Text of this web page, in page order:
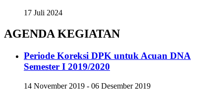
17 Juli 2024
AGENDA KEGIATAN
Periode Koreksi DPK untuk Acuan DNA
Semester I 2019/2020
14 November 2019 - 06 Desember 2019